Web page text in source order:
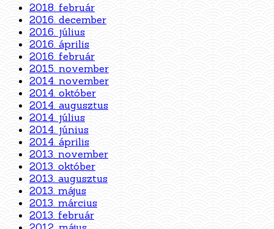
2018. február
2016. december
2016. július
2016. április
2016. február
2015. november
2014. november
2014. október
2014. augusztus
2014. július
2014. június
2014. április
2013. november
2013. október
2013. augusztus
2013. május
2013. március
2013. február